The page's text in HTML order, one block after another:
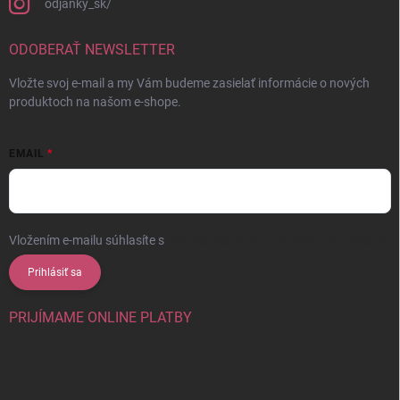
odjanky_sk/
ODOBERAŤ NEWSLETTER
Vložte svoj e-mail a my Vám budeme zasielať informácie o nových
produktoch na našom e-shope.
EMAIL
Vložením e-mailu súhlasíte s
Prihlásiť sa
PRIJÍMAME ONLINE PLATBY